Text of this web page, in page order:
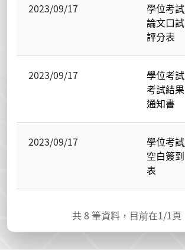
2023/09/17
學位考試_
論文口試
評分表
2023/09/17
學位考試_
考試結果
通知書
2023/09/17
學位考試_
空白簽到
表
共8 筆資料，目前在1/1頁